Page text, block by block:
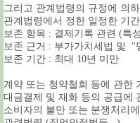
그리고 관계법령의 규정에 의
관계법령에서 정한 일정한 기
보존 항목 : 결제기록 관련 (특
보존 근거 : 부가가치세법 및 "
보존 기간 : 최대 10년 미만
계약 또는 청약철회 등에 관한
대금결제 및 재화 등의 공급에
소비자의 불만 또는 분쟁처리